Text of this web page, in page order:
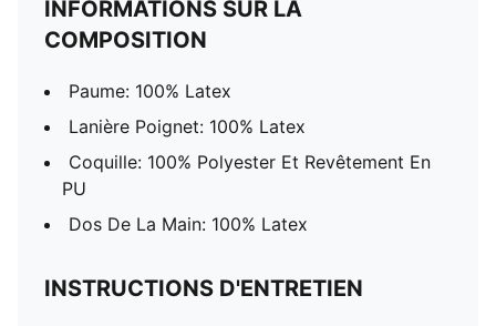
INFORMATIONS SUR LA
COMPOSITION
Paume: 100% Latex
Lanière Poignet: 100% Latex
Coquille: 100% Polyester Et Revêtement En
PU
Dos De La Main: 100% Latex
INSTRUCTIONS D'ENTRETIEN